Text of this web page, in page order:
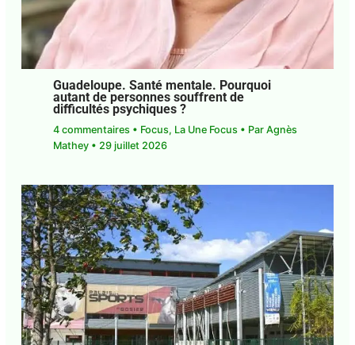
Guadeloupe. Santé mentale. Pourquoi
autant de personnes souffrent de
difficultés psychiques ?
4 commentaires • Focus, La Une Focus• Par
Agnès Mathey•29 juillet 2026